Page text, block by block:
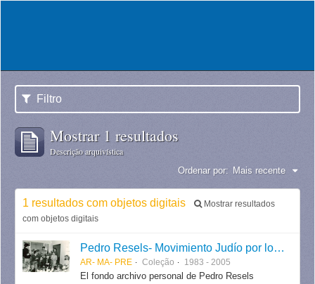
Filtro
Mostrar 1 resultados
Descrição arquivística
Ordenar por: Mais recente
1 resultados com objetos digitais
Mostrar resultados
com objetos digitais
Pedro Resels- Movimiento Judío por los Derechos Humanos
AR- MA- PRE Coleção 1983 - 2005
El fondo archivo personal de Pedro Resels